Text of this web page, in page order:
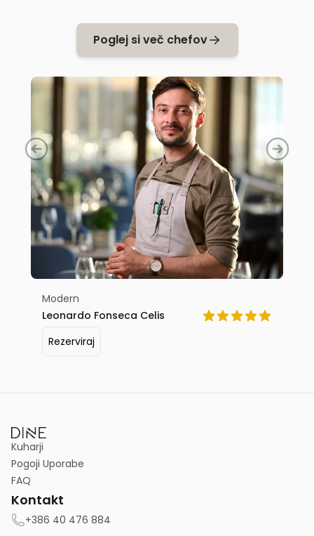
Poglej si več chefov
Modern
Leonardo Fonseca Celis
Rezerviraj
Kuharji
Pogoji Uporabe
FAQ
Kontakt
+386 40 476 884